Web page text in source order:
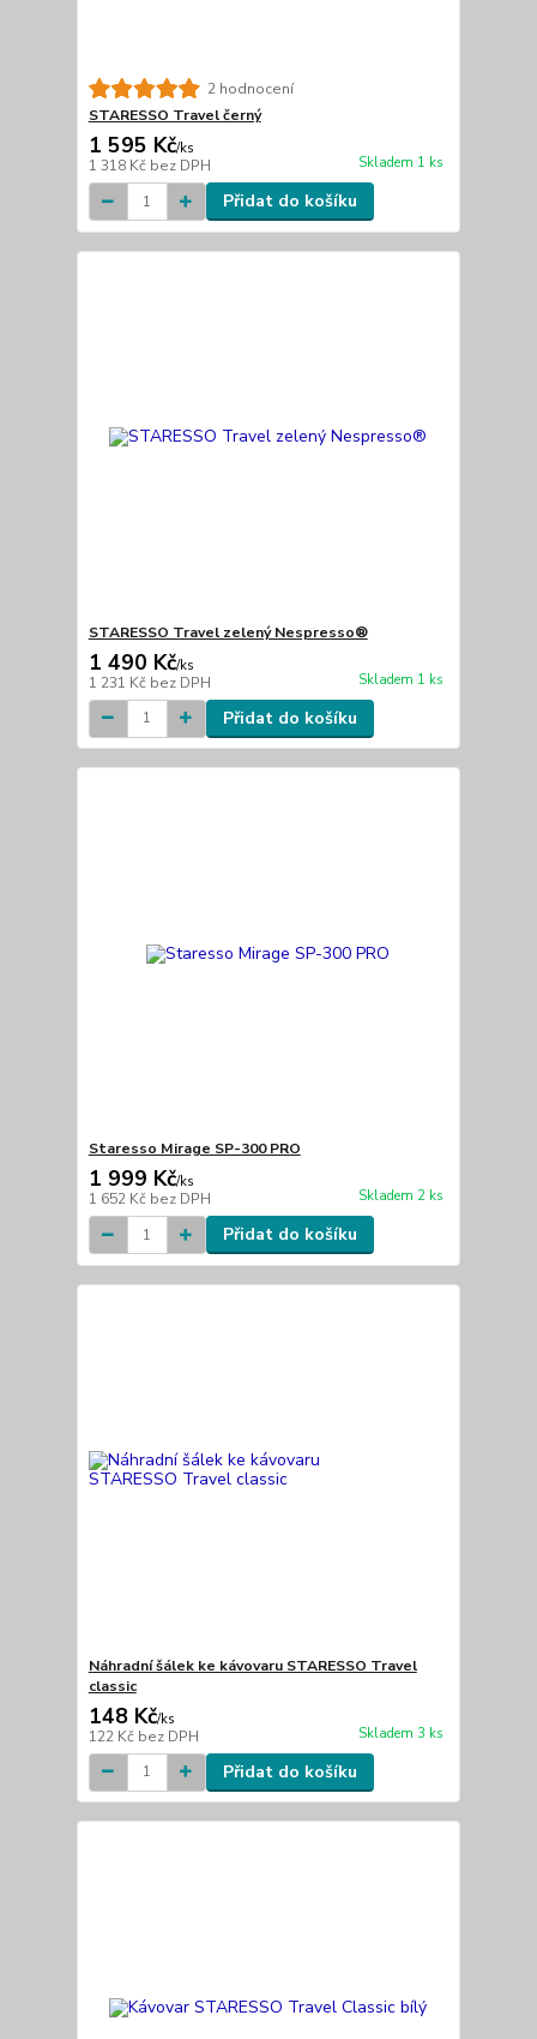
2 hodnocení
STARESSO Travel černý
1 595 Kč/ks
1 318 Kč bez DPH Skladem 1 ks
Přidat do košíku
STARESSO Travel zelený Nespresso®
1 490 Kč/ks
1 231 Kč bez DPH Skladem 1 ks
Přidat do košíku
Staresso Mirage SP-300 PRO
1 999 Kč/ks
1 652 Kč bez DPH Skladem 2 ks
Přidat do košíku
Náhradní šálek ke kávovaru STARESSO Travel
classic
148 Kč/ks
122 Kč bez DPH Skladem 3 ks
Přidat do košíku